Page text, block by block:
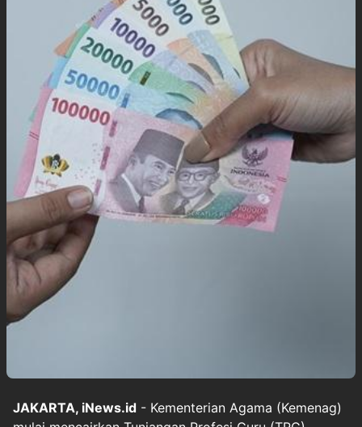
JAKARTA, iNews.id - Kementerian Agama (Kemenag)